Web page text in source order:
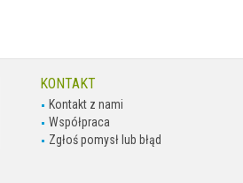
KONTAKT
Kontakt z nami
Współpraca
Zgłoś pomysł lub błąd